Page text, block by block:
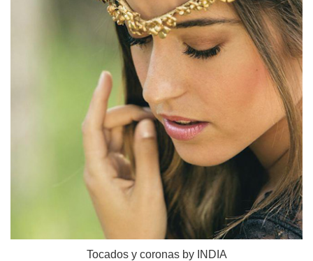
Tocados y coronas by INDIA